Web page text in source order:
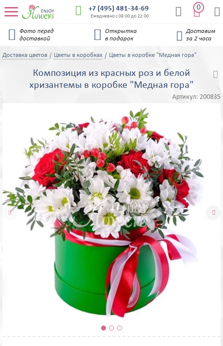
 +7 (495) 481-34-69
Ежедневно с 08:00 до 22:00  
0 

Фото перед
доставкой

Открытка
в подарок

Доставим
за 2 часа
Доставка цветов Цветы в коробках Цветы в коробке "Медная гора"
Композиция из красных роз и белой
хризантемы в коробке "Медная гора"
Артикул: 200835
 
